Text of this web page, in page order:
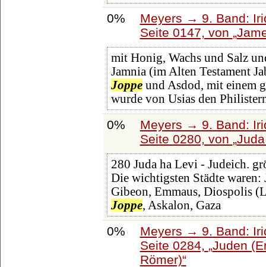
0%
Meyers → 9. Band:
Seite 0147, von
mit Honig, Wachs und Salz
Jamnia (im Alten Testament
Joppeund Asdod, mit einem
wurde von Usias den
0%
Meyers → 9. Band:
Seite 0280, von
280 Juda ha Levi - Judeich.
Die wichtigsten Städte waren:
Gibeon, Emmaus, Diospolis
Joppe, Askalon, Gaza
0%
Meyers → 9. Band:
Seite 0284,
Juden
Römer)